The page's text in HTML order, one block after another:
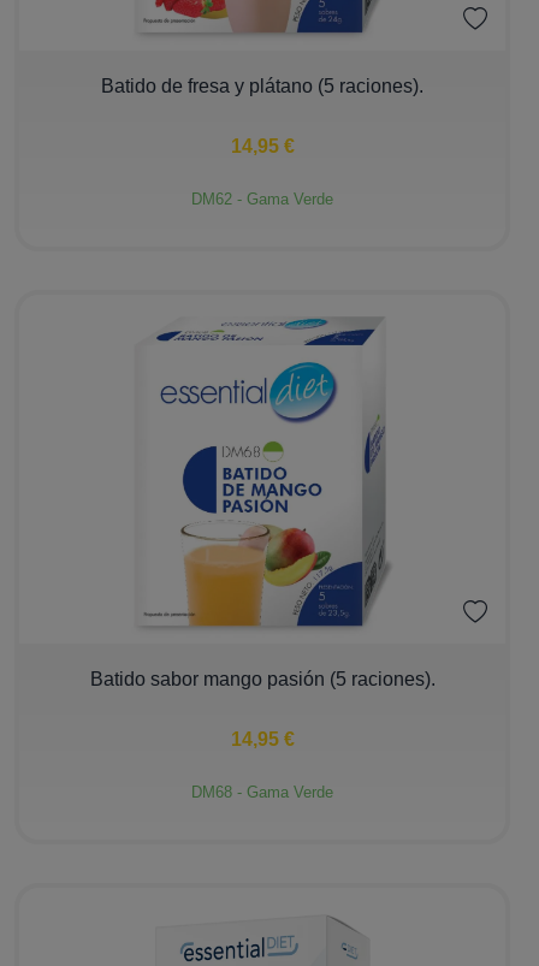
+
Batido de fresa y plátano (5 raciones).
14,95 €
DM62 - Gama Verde
+
Batido sabor mango pasión (5 raciones).
14,95 €
DM68 - Gama Verde